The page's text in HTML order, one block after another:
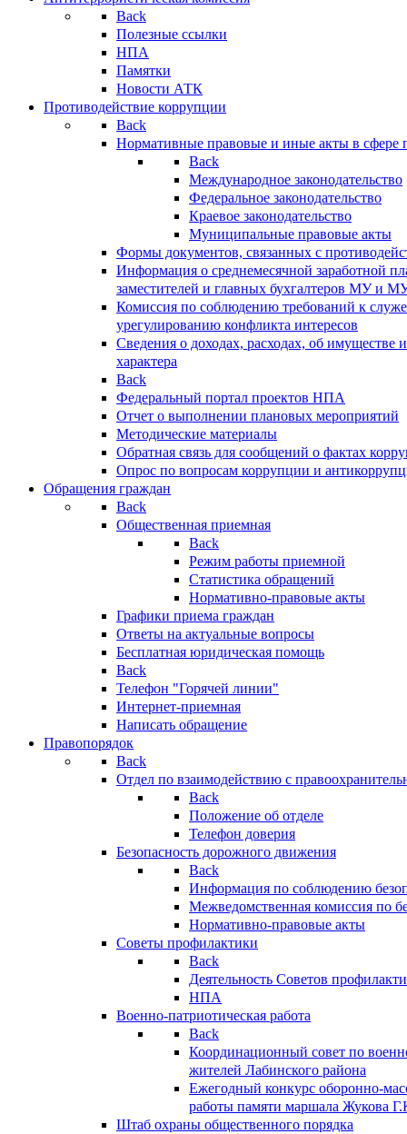
Back
Полезные ссылки
НПА
Памятки
Новости АТК
Противодействие коррупции
Back
Нормативные правовые и иные акты в сфере
Back
Международное законодательство
Федеральное законодательство
Краевое законодательство
Муниципальные правовые акты
Формы документов, связанных с
Информация о среднемесячной заработной
заместителей и главных бухгалтеров МУ и
Комиссия по соблюдению требований к
урегулированию конфликта интересов
Сведения о доходах, расходах, об имуществе
характера
Back
Федеральный портал проектов НПА
Отчет о выполнении плановых мероприятий
Методические материалы
Обратная связь для сообщений о фактах
Опрос по вопросам коррупции и
Обращения граждан
Back
Общественная приемная
Back
Режим работы приемной
Статистика обращений
Нормативно-правовые акты
Графики приема граждан
Ответы на актуальные вопросы
Бесплатная юридическая помощь
Back
Телефон "Горячей линии"
Интернет-приемная
Написать обращение
Правопорядок
Back
Отдел по взаимодействию с
Back
Положение об отделе
Телефон доверия
Безопасность дорожного движения
Back
Информация по соблюдению
Межведомственная комиссия по
Нормативно-правовые акты
Советы профилактики
Back
Деятельность Советов
НПА
Военно-патриотическая работа
Back
Координационный совет по
жителей Лабинского района
Ежегодный конкурс оборонно-
работы памяти маршала Жукова
Штаб охраны общественного порядка